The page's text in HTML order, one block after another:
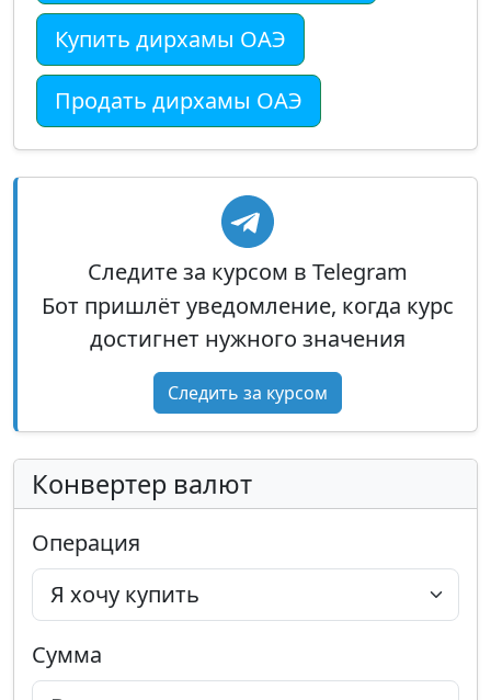
Купить дирхамы ОАЭ
Продать дирхамы ОАЭ
Следите за курсом в Telegram
Бот пришлёт уведомление, когда курс
достигнет нужного значения
Следить за курсом
Конвертер валют
Операция
Сумма